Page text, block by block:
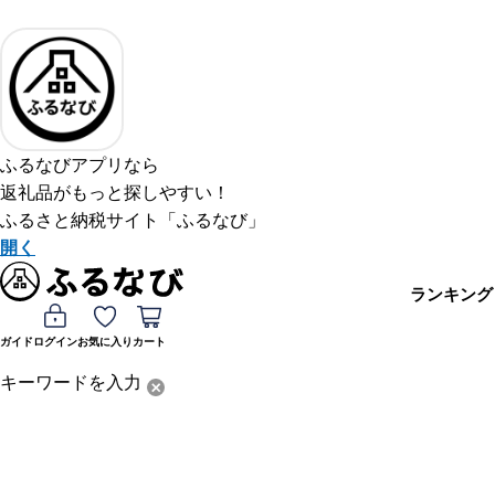
ふるなびアプリなら
返礼品がもっと探しやすい！
ふるさと納税サイト「ふるなび」
開く
ガイドログインお気に入り カート
キーワードを入力
ランキング